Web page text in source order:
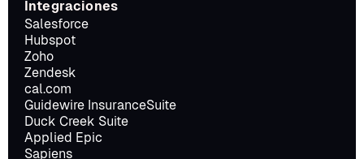
Integraciones
Salesforce
Hubspot
Zoho
Zendesk
cal.com
Guidewire InsuranceSuite
Duck Creek Suite
Applied Epic
Sapiens